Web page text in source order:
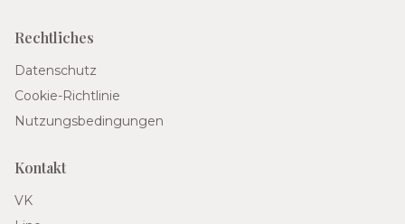
Rechtliches
Datenschutz
Cookie-Richtlinie
Nutzungsbedingungen
Kontakt
VK